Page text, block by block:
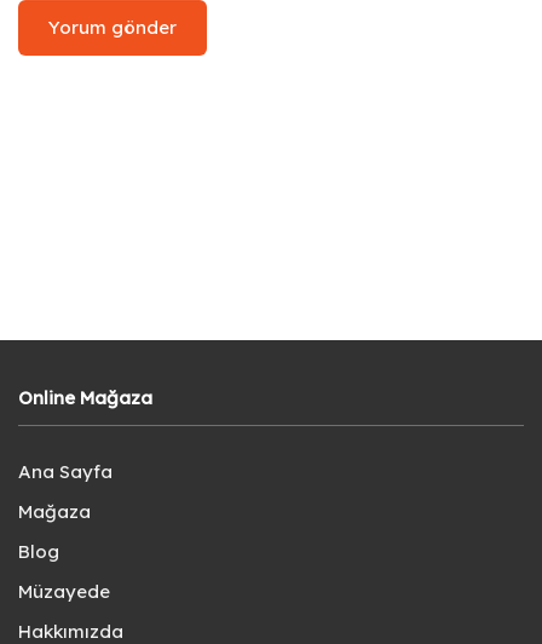
Online Mağaza
Ana Sayfa
Mağaza
Blog
Müzayede
Hakkımızda